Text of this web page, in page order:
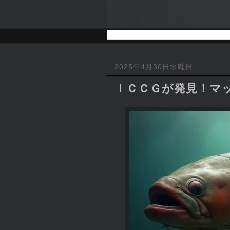
2025年4月30日水曜日
ＩＣＣＧが発見！